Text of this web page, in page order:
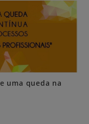
uma queda na